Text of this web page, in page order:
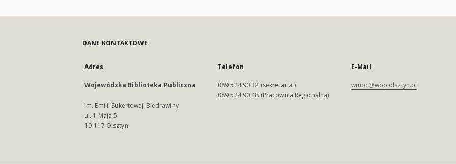
DANE KONTAKTOWE
Adres
Wojewódzka Biblioteka Publiczna
im. Emilii Sukertowej-Biedrawiny
ul. 1 Maja 5
10-117 Olsztyn
Telefon
089 524 90 32 (sekretariat)
089 524 90 48 (Pracownia Regionalna)
E-Mail
wmbc@wbp.olsztyn.pl